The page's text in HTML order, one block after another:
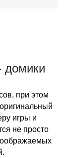
домики
при этом
игры и
не просто